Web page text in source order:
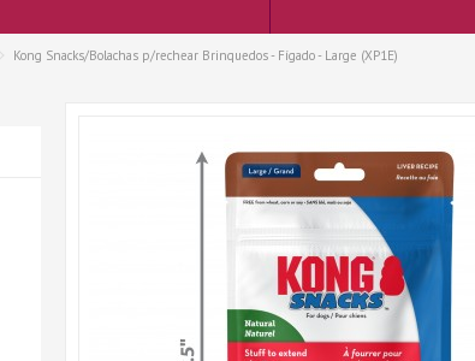
Kong Snacks/Bolachas p/rechear Brinquedos - Fígado - Large (XP1E)